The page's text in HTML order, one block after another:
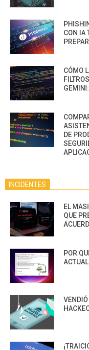
CON IA
CÓMO
DE
INCIDENTES
EL
QUE
POR